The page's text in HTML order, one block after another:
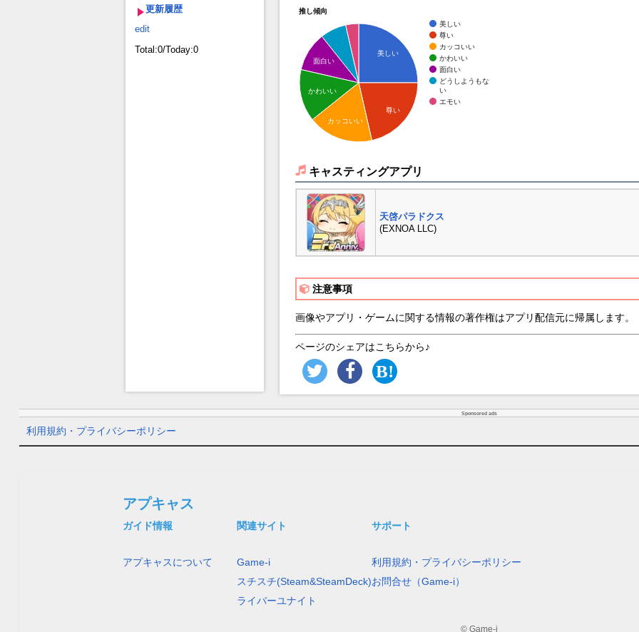
更新履歴
edit
Total:0/Today:0
推し傾向
美しい
尊い
カッコいい
かわいい
面白い
どうしようもな
い
エモい
美しい
尊い
面白い
かわいい
カッコいい
キャスティングアプリ
天啓パラドクス
(EXNOA LLC)
注意事項
画像やアプリ・ゲームに関する情報の著作権はアプリ配信元に帰属します。
ページのシェアはこちらから♪
Sponsored ads
利用規約・プライバシーポリシー
アプキャス
ガイド情報
アプキャスについて
関連サイト
Game-i
スチスチ(Steam&SteamDeck)
ライバーユナイト
サポート
利用規約・プライバシーポリシー
お問合せ（Game-i）
© Game-i